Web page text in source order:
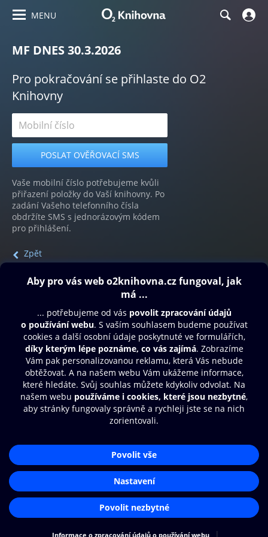
MENU
MF DNES 30.3.2026
Pro pokračování se přihlaste do O2
Knihovny
Vaše mobilní číslo potřebujeme kvůli
přiřazení položky do Vaší knihovny. Po
zadání Vašeho telefonního čísla
obdržíte SMS s jednorázovým kódem
pro přihlášení.
Zpět
Obsah ke stažení
Moje O2 Knihovna
Další zábava
© O2 Czech Republic a.s.
Přístupnost
Zásady zpracování osobních údajů
Nastavení cookies
Aplikace O2 Knihovna
Čti a poslouchej své e-knihy a
audioknihy rychleji a pohodlněji.